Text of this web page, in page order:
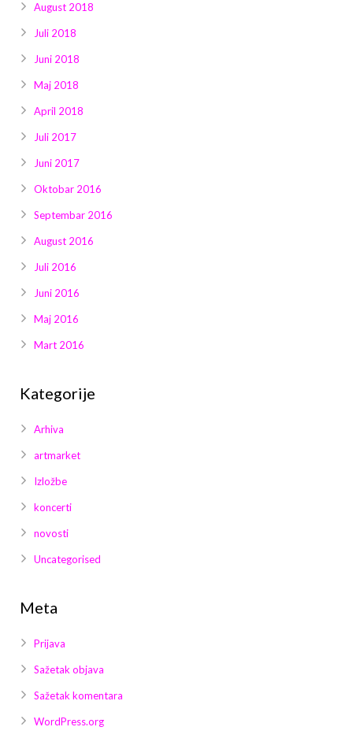
August 2018
Juli 2018
Juni 2018
Maj 2018
April 2018
Juli 2017
Juni 2017
Oktobar 2016
Septembar 2016
August 2016
Juli 2016
Juni 2016
Maj 2016
Mart 2016
Kategorije
Arhiva
artmarket
Izložbe
koncerti
novosti
Uncategorised
Meta
Prijava
Sažetak objava
Sažetak komentara
WordPress.org